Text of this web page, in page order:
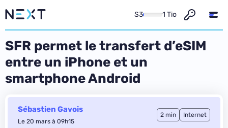
S3 1 Tio
SFR permet le transfert d’eSIM
entre un iPhone et un
smartphone Android
Sébastien Gavois
Le 20 mars à 09h15
2 min Internet